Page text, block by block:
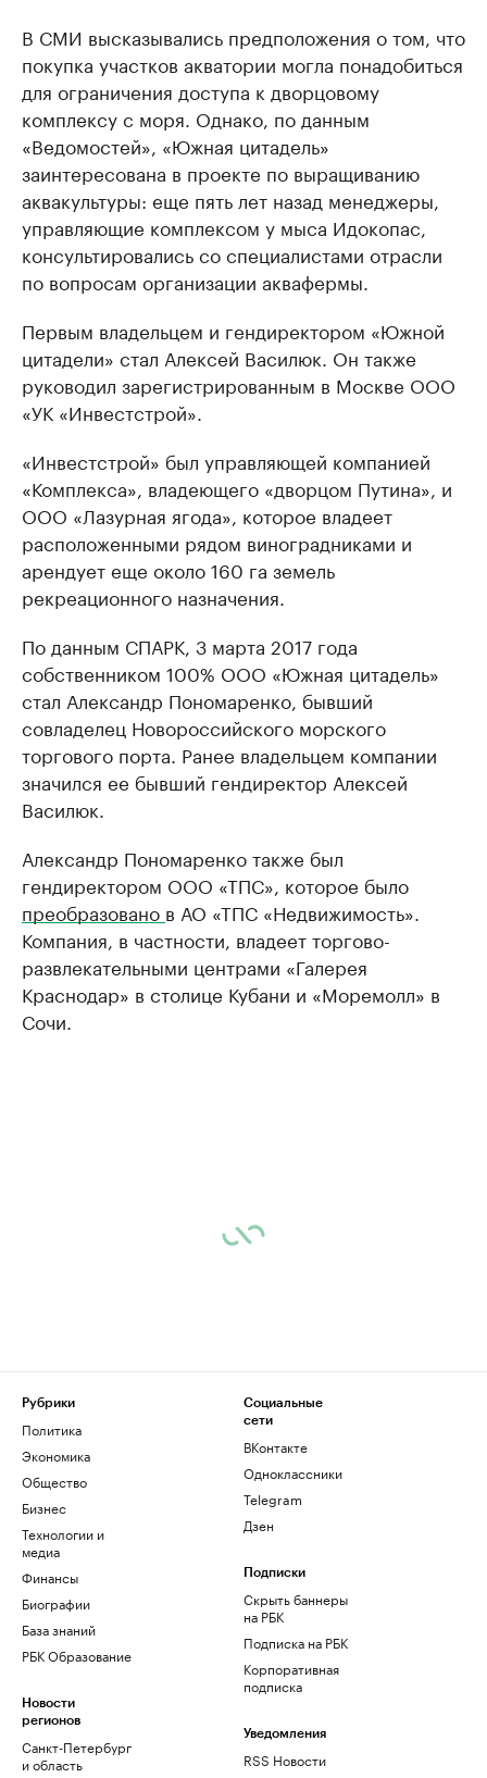
В СМИ высказывались предположения о том, что
покупка участков акватории могла понадобиться
для ограничения доступа к дворцовому
комплексу с моря. Однако, по данным
«Ведомостей», «Южная цитадель»
заинтересована в проекте по выращиванию
аквакультуры: еще пять лет назад менеджеры,
управляющие комплексом у мыса Идокопас,
консультировались со специалистами отрасли
по вопросам организации аквафермы.
Первым владельцем и гендиректором «Южной
цитадели» стал Алексей Василюк. Он также
руководил зарегистрированным в Москве ООО
«УК «Инвестстрой».
«Инвестстрой» был управляющей компанией
«Комплекса», владеющего «дворцом Путина», и
ООО «Лазурная ягода», которое владеет
расположенными рядом виноградниками и
арендует еще около 160 га земель
рекреационного назначения.
По данным СПАРК, 3 марта 2017 года
собственником 100% ООО «Южная цитадель»
стал Александр Пономаренко, бывший
совладелец Новороссийского морского
торгового порта. Ранее владельцем компании
значился ее бывший гендиректор Алексей
Василюк.
Александр Пономаренко также был
гендиректором ООО «ТПС», которое было
преобразовано в АО «ТПС «Недвижимость».
Компания, в частности, владеет торгово-
развлекательными центрами «Галерея
Краснодар» в столице Кубани и «Моремолл» в
Сочи.
Рубрики
Политика
Экономика
Общество
Бизнес
Технологии и
медиа
Финансы
Биографии
База знаний
РБК Образование
Новости
регионов
Санкт-Петербург
и область
Социальные
сети
ВКонтакте
Одноклассники
Telegram
Дзен
Подписки
Скрыть баннеры
на РБК
Подписка на РБК
Корпоративная
подписка
Уведомления
RSS Новости